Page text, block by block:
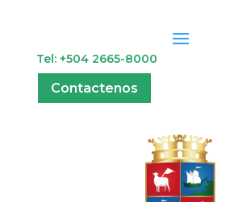
Tel: +504 2665-8000
Contactenos